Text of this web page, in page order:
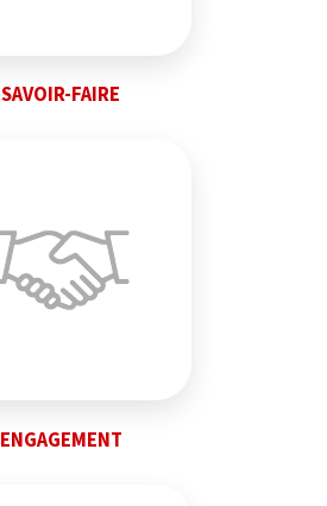
SAVOIR-FAIRE
ENGAGEMENT